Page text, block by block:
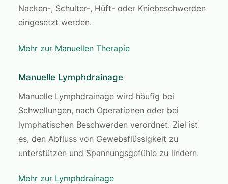
Nacken-, Schulter-, Hüft- oder Kniebeschwerden
eingesetzt werden.
Mehr zur Manuellen Therapie
Manuelle Lymphdrainage
Manuelle Lymphdrainage wird häufig bei
Schwellungen, nach Operationen oder bei
lymphatischen Beschwerden verordnet. Ziel ist
es, den Abfluss von Gewebsflüssigkeit zu
unterstützen und Spannungsgefühle zu lindern.
Mehr zur Lymphdrainage